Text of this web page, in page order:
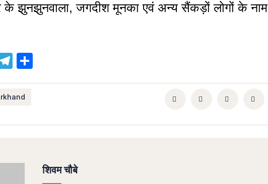
झुनझुनवाला, जगदीश मूनका एवं अन्य सैंकड़ों लोगों के नाम
Telegram
शिवम चौबे